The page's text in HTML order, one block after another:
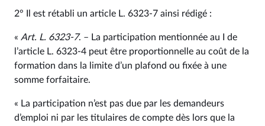
2° Il est rétabli un article L. 6323-7 ainsi rédigé :
« Art. L. 6323-7. – La participation mentionnée au I de
l’article L. 6323-4 peut être proportionnelle au coût de la
formation dans la limite d’un plafond ou fixée à une
somme forfaitaire.
« La participation n’est pas due par les demandeurs
d’emploi ni par les titulaires de compte dès lors que la